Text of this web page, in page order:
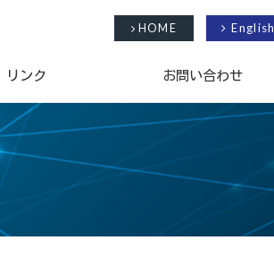
HOME English
リンク お問い合わせ